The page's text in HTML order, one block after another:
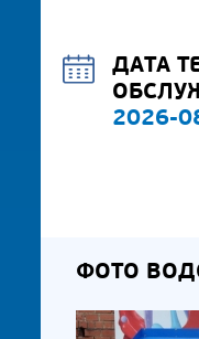
ДАТА
2026-
ФОТО